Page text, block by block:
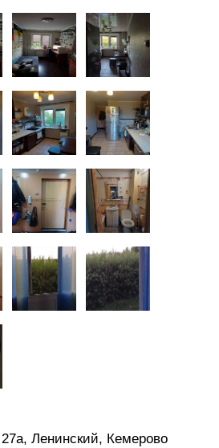
Ленинский, Кемерово